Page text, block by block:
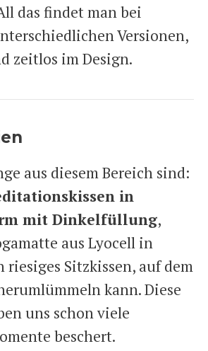
das findet man bei
Versionen,
zeitlos im Design.
aus diesem Bereich sind:
in
mit Dinkelfüllung,
aus Lyocell in
riesiges Sitzkissen, auf dem
kann. Diese
uns schon viele
beschert.